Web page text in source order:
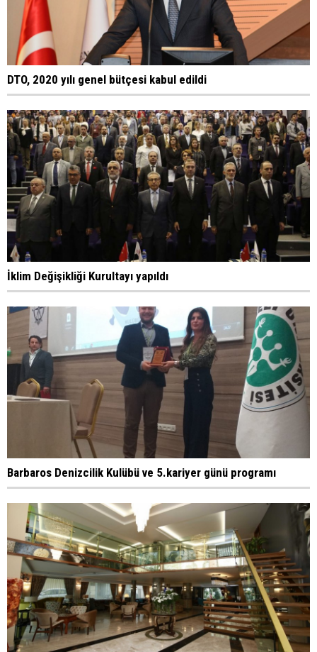
DTO, 2020 yılı genel bütçesi kabul edildi
İklim Değişikliği Kurultayı yapıldı
Barbaros Denizcilik Kulübü ve 5.kariyer günü programı